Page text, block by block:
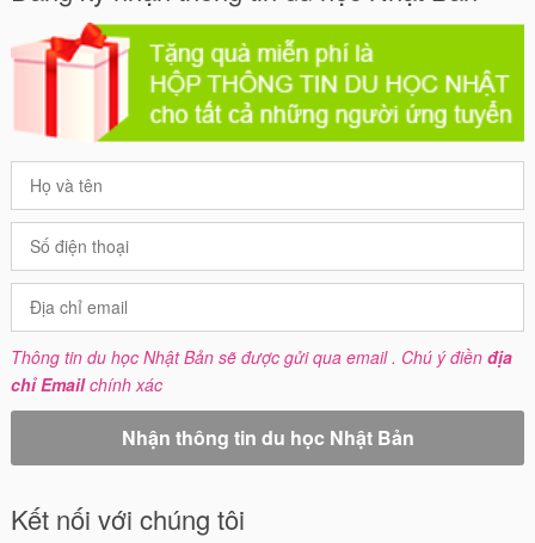
Thông tin du học Nhật Bản sẽ được gửi qua email . Chú ý điền địa
chỉ Emailchính xác
Kết nối với chúng tôi